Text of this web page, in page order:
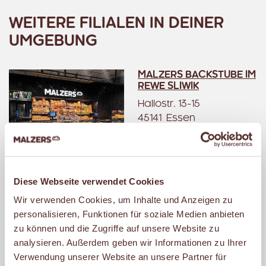
Diese Webseite verwendet Cookies
Wir verwenden Cookies, um Inhalte und Anzeigen zu
personalisieren, Funktionen für soziale Medien anbieten
zu können und die Zugriffe auf unsere Website zu
analysieren. Außerdem geben wir Informationen zu Ihrer
Verwendung unserer Website an unsere Partner für
WEITERE FILIALEN IN DEINER
UMGEBUNG
MALZERS BACKSTUBE IM
REWE SLIWIK
Hallostr. 13-15
45141 Essen
– öffnet um 07:30 Uhr.
MALZERS BACKSTUBE IM
REWE FREIDANK
Steeler Str. 89 - 95
45884 Gelsenkirchen